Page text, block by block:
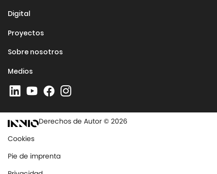
Digital
Proyectos
Sobre nosotros
Medios
Derechos de Autor © 2026
Cookies
Pie de imprenta